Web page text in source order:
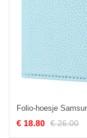
Folio-hoesje
€ 18.80 € 26.00